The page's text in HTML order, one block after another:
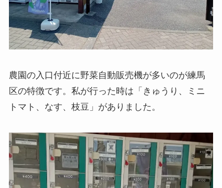
農園の入口付近に野菜自動販売機が多いのが練馬
区の特徴です。私が行った時は「きゅうり、ミニ
トマト、なす、枝豆」がありました。